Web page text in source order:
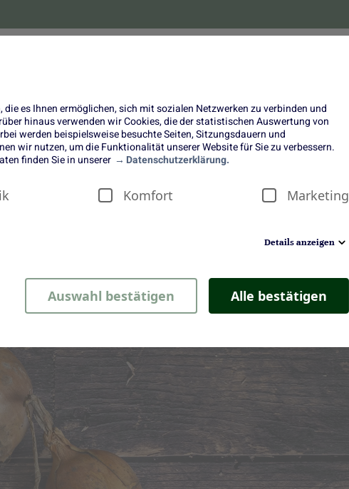
es Ihnen ermöglichen, sich mit sozialen Netzwerken zu verbinden und
hinaus verwenden wir Cookies, die der statistischen Auswertung von
werden beispielsweise besuchte Seiten, Sitzungsdauern und
wir nutzen, um die Funktionalität unserer Website für Sie zu verbessern.
finden Sie in unserer
Datenschutzerklärung.
Komfort Marketing
Details anzeigen
Auswahl bestätigen Alle bestätigen
Pfanne